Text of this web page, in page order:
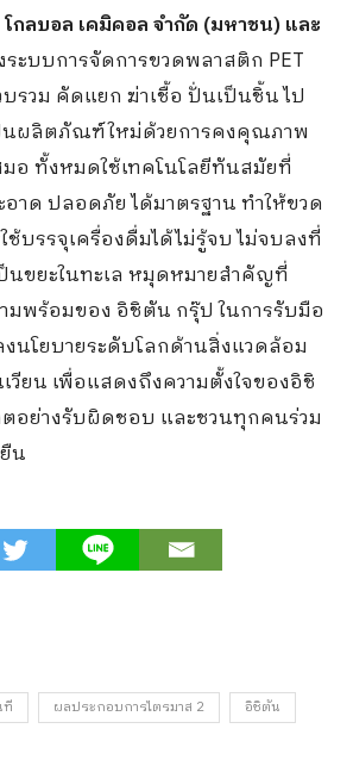
ลบอล เคมิคอล จำกัด (มหาชน) และ
ระบบการจัดการขวดพลาสติก PET
รวม คัดแยก ฆ่าเชื้อ ปั่นเป็นชิ้น ไป
นผลิตภัณฑ์ใหม่ด้วยการคงคุณภาพ
อ ทั้งหมดใช้เทคโนโลยีทันสมัยที่
าด ปลอดภัย ได้มาตรฐาน ทำให้ขวด
บรรจุเครื่องดื่มได้ไม่รู้จบ ไม่จบลงที่
ขยะในทะเล หมุดหมายสำคัญที่
มพร้อมของ อิชิตัน กรุ๊ป ในการรับมือ
นโยบายระดับโลกด้านสิ่งแวดล้อม
วียน เพื่อแสดงถึงความตั้งใจของอิชิ
อย่างรับผิดชอบ และชวนทุกคนร่วม
น
ที ผลประกอบการไตรมาส 2
อิชิตัน